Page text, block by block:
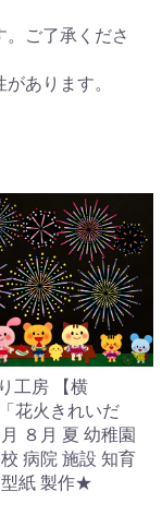
ご了承くださ
あります。
工房 【横
花火きれいだ
８月 夏 幼稚園
病院 施設 知育
紙 製作★